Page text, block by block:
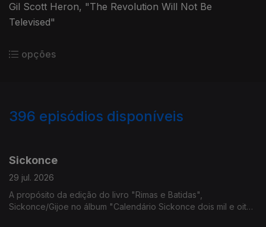
Gil Scott Heron, "The Revolution Will Not Be
Televised"
opções
396 episódios disponíveis
Sickonce
29 jul. 2026
A propósito da edição do livro "Rimas e Batidas",
Sickonce/Gijoe no álbum "Calendário Sickonce dois mil e oito".